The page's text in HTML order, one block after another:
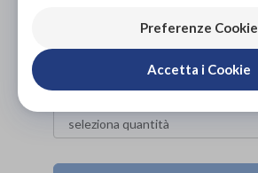
Preferenze Cookie
Accetta i Cookie